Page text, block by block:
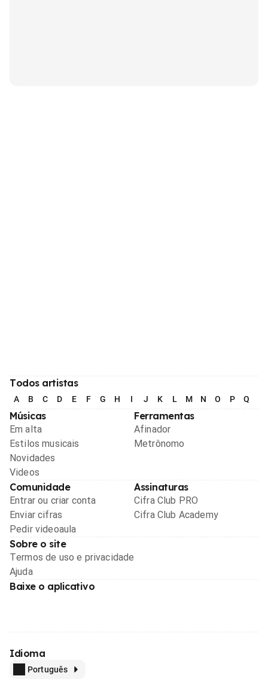
Todos artistas
A B C D E F G H I J K L M N O P Q
Músicas
Em alta
Estilos musicais
Novidades
Videos
Ferramentas
Afinador
Metrônomo
Comunidade
Entrar ou criar conta
Enviar cifras
Pedir videoaula
Assinaturas
Cifra Club PRO
Cifra Club Academy
Sobre o site
Termos de uso e privacidade
Ajuda
Baixe o aplicativo
Idioma
Português